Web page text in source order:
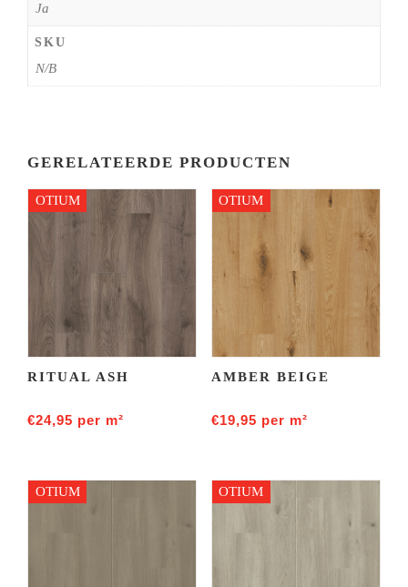
Ja
SKU
N/B
GERELATEERDE PRODUCTEN
OTIUM
RITUAL ASH
€24,95 per m²
OTIUM
AMBER BEIGE
€19,95 per m²
OTIUM OTIUM